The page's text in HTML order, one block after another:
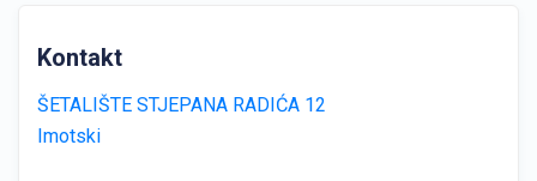
Kontakt
ŠETALIŠTE STJEPANA RADIĆA 12
Imotski